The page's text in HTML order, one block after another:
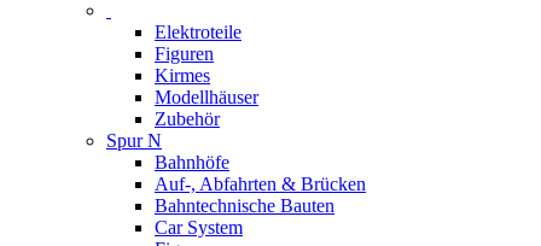
Elektroteile
Figuren
Kirmes
Modellhäuser
Zubehör
Spur N
Bahnhöfe
Auf-, Abfahrten & Brücken
Bahntechnische Bauten
Car System